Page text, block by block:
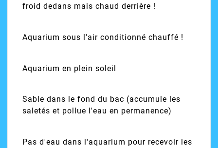
froid dedans mais chaud derrière !
Aquarium sous l'air conditionné chauffé !
Aquarium en plein soleil
Sable dans le fond du bac (accumule les
saletés et pollue l'eau en permanence)
Pas d'eau dans l'aquarium pour recevoir les